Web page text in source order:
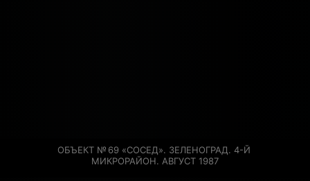
ОБЪЕКТ № 69 «СОСЕД». ЗЕЛЕНОГРАД. 4-Й
МИКРОРАЙОН. АВГУСТ 1987